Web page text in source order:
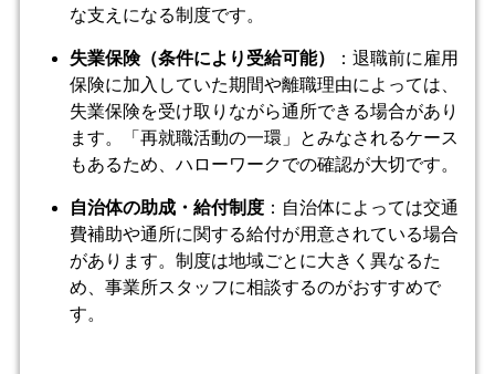
な支えになる制度です。
失業保険（条件により受給可能）
：退職前に雇用
保険に加入していた期間や離職理由によっては、
失業保険を受け取りながら通所できる場合があり
ます。「再就職活動の一環」とみなされるケース
もあるため、ハローワークでの確認が大切です。
自治体の助成・給付制度：自治体によっては交通
費補助や通所に関する給付が用意されている場合
があります。制度は地域ごとに大きく異なるた
め、事業所スタッフに相談するのがおすすめで
す。